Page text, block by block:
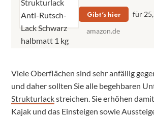
Gibt’s hier
für
amazon.de
Viele Oberflächen sind sehr anfällig
und daher sollten Sie alle begehbaren
Strukturlackstreichen. Sie erhöhen
Kajak und das Einsteigen sowie